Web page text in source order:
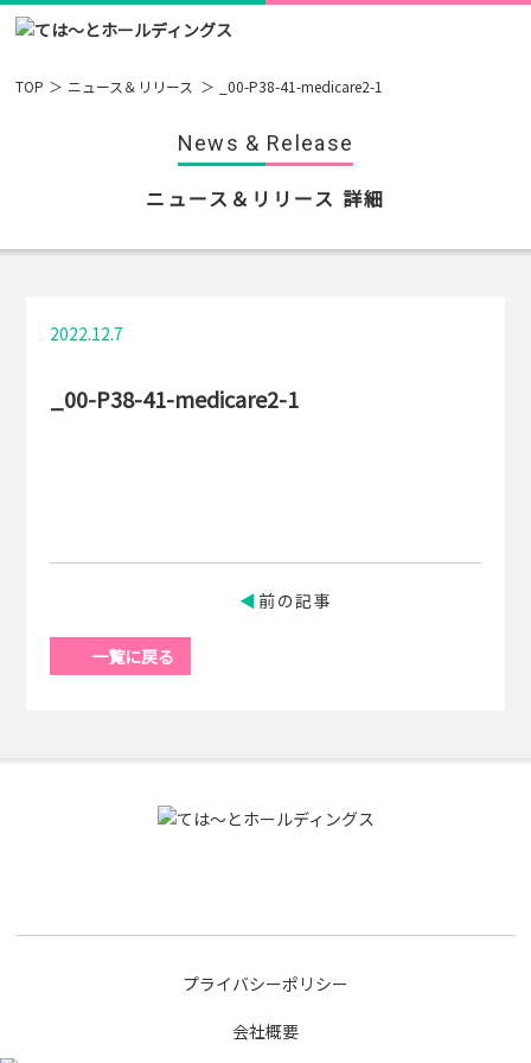
TOP ニュース＆リリース _00-P38-41-medicare2-1
News & Release
ニュース＆リリース 詳細
2022.12.7
_00-P38-41-medicare2-1
前の記事
一覧に戻る
プライバシーポリシー
会社概要